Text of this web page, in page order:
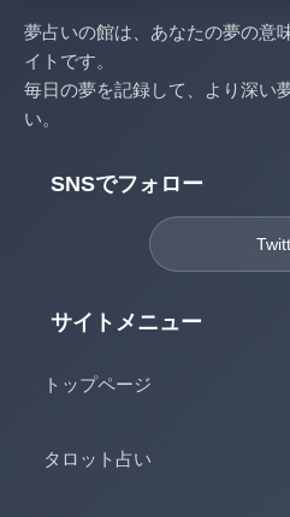
夢占いの館は、あなたの夢の意
イトです。
毎日の夢を記録して、より深い
い。
SNSでフォロー
サイトメニュー
トップページ
タロット占い